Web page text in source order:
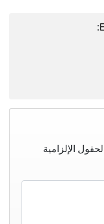
:
الحقول الإلزامية